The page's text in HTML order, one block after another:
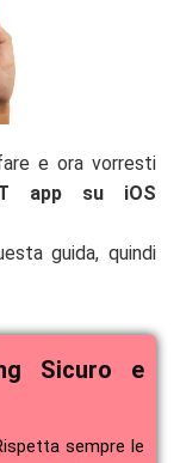
e ora vorresti
app su iOS
guida, quindi
Sicuro e
sempre le